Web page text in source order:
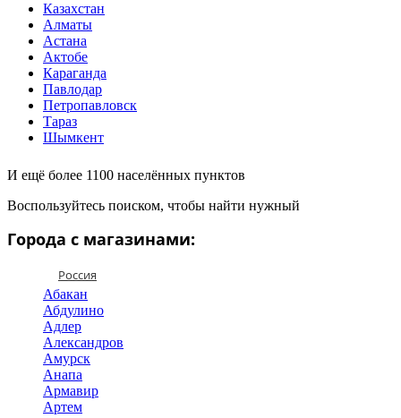
Казахстан
Алматы
Астана
Актобе
Караганда
Павлодар
Петропавловск
Тараз
Шымкент
И ещё более 1100 населённых пунктов
Воспользуйтесь поиском, чтобы найти нужный
Города с магазинами:
Россия
Абакан
Абдулино
Адлер
Александров
Амурск
Анапа
Армавир
Артем